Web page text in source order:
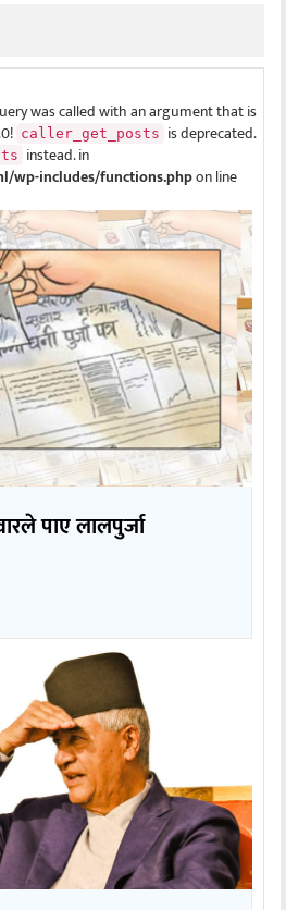
was called with an argument that is
caller_get_posts is deprecated.
instead. in
wp-includes/functions.phpon line
पाए लालपुर्जा